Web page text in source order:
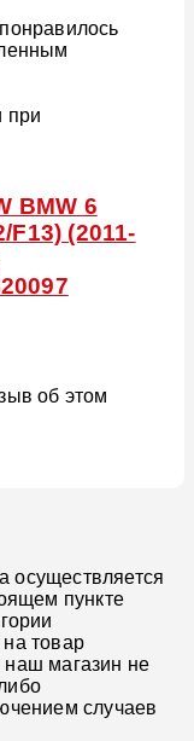
при
BMW 6
F13) (2011-
об этом
осуществляется
пункте
товар
наш магазин не
случаев